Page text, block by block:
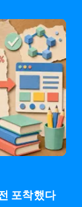
포착했다